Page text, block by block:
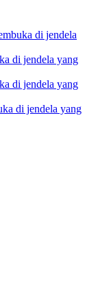
di jendela
di jendela yang
di jendela yang
di jendela yang